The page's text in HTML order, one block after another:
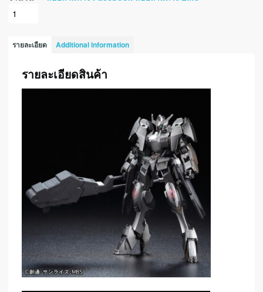
รายละเอียด Additional information
รายละเอียดสินค้า